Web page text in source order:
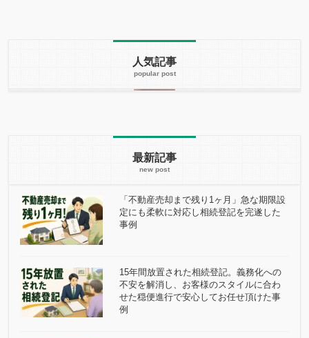
人気記事
最新記事
「不動産売却まで残り1ヶ月」急な期限設
定にも柔軟に対応し相続登記を完遂した
事例
15年間放置された相続登記。義務化への
不安を解消し、お客様のスタイルに合わ
せた穏便進行で安心してお任せ頂けた事
例